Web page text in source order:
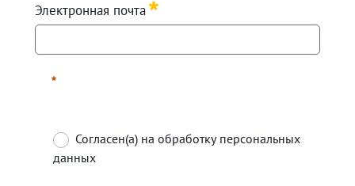
Электронная почта
Согласен(а) на обработку персональных
данных